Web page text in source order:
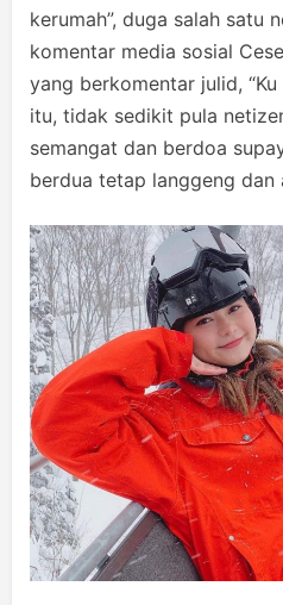
kerumah”, duga salah satu
komentar media sosial
yang berkomentar julid,
itu, tidak sedikit pula
semangat dan berdoa
berdua tetap langgeng dan